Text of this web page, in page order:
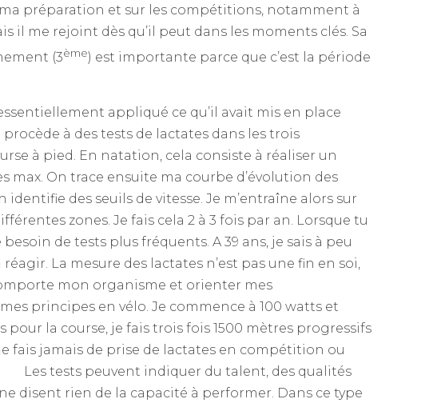
préparation et sur les compétitions, notamment à
il me rejoint dès qu’il peut dans les moments clés. Sa
(3ème) est importante parce que c’est la période
appliqué ce qu’il avait mis en place
à des tests de lactates dans les trois
à pied. En natation, cela consiste à réaliser un
max. On trace ensuite ma courbe d’évolution des
identifie des seuils de vitesse. Je m’entraîne alors sur
zones. Je fais cela 2 à 3 fois par an. Lorsque tu
de tests plus fréquents. A 39 ans, je sais à peu
La mesure des lactates n’est pas une fin en soi,
mon organisme et orienter mes
principes en vélo. Je commence à 100 watts et
la course, je fais trois fois 1500 mètres progressifs
fais jamais de prise de lactates en compétition ou
peuvent indiquer du talent, des qualités
disent rien de la capacité à performer. Dans ce type